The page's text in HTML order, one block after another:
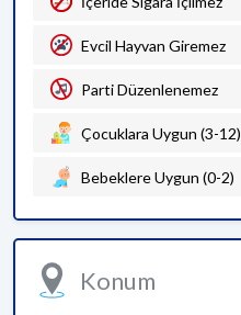
Evcil Hayvan Giremez
Parti Düzenlenemez
Çocuklara Uygun (3-12)
Bebeklere Uygun (0-2)
Konum